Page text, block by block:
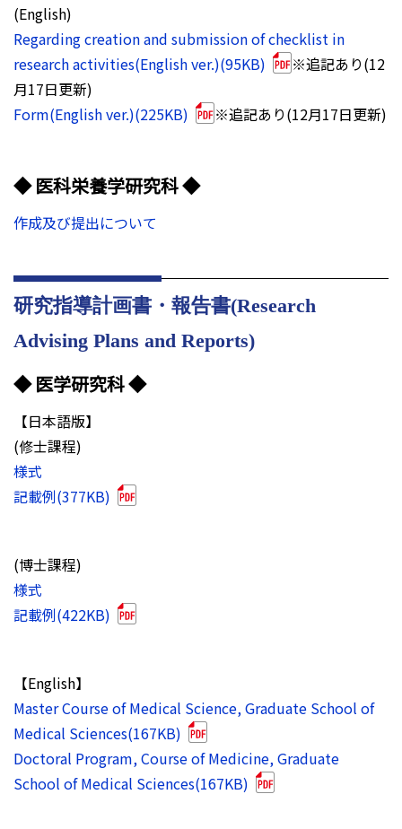
(English)
Regarding creation and submission of checklist in
research activities(English ver.)(95KB)
※追記あり(12
月17日更新)
Form(English ver.)(225KB)
※追記あり(12月17日更新)
◆ 医科栄養学研究科 ◆
作成及び提出について
研究指導計画書・報告書(Research
Advising Plans and Reports)
◆ 医学研究科 ◆
【日本語版】
(修士課程)
様式
記載例(377KB)
(博士課程)
様式
記載例(422KB)
【English】
Master Course of Medical Science, Graduate School of
Medical Sciences(167KB)
Doctoral Program, Course of Medicine, Graduate
School of Medical Sciences(167KB)